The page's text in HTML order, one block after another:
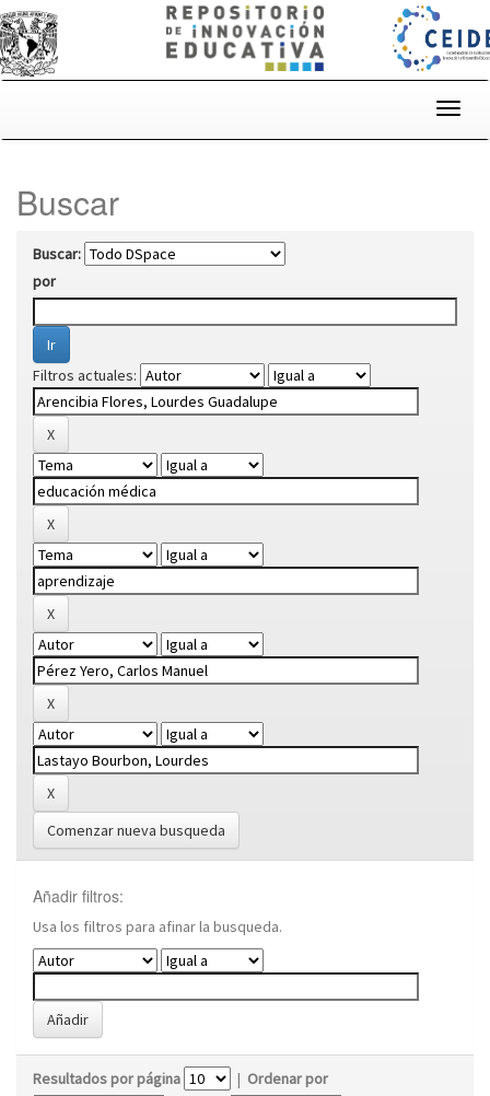
Buscar
Buscar:
por
Filtros actuales:
Comenzar nueva busqueda
Añadir filtros:
Usa los filtros para afinar la busqueda.
Resultados por página | Ordenar por